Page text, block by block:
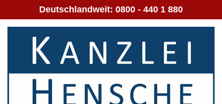
Deutschlandweit: 0800 - 440 1 880